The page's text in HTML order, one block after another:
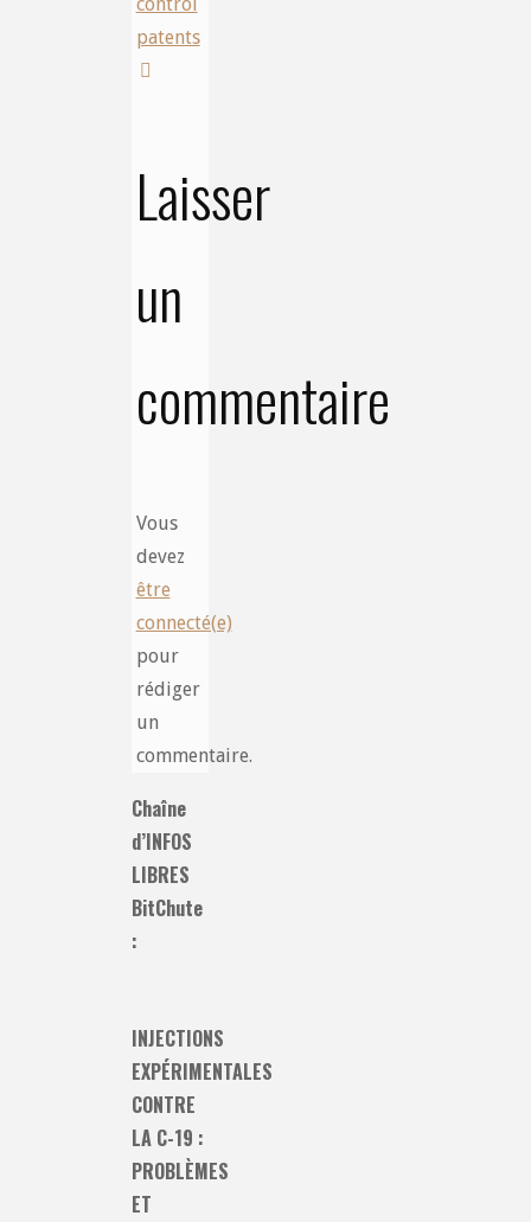
patents
Laisser
un
commentaire
Vous
devez
être
connecté(e)
pour
rédiger
un
commentaire.
Chaîne
d’INFOS
LIBRES
BitChute
:
INJECTIONS
EXPÉRIMENTALES
CONTRE
LA C-19 :
PROBLÈMES
ET